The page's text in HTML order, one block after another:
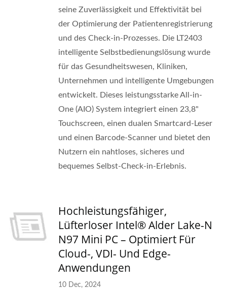
seine Zuverlässigkeit und Effektivität bei
der Optimierung der Patientenregistrierung
und des Check-in-Prozesses. Die LT2403
intelligente Selbstbedienungslösung wurde
für das Gesundheitswesen, Kliniken,
Unternehmen und intelligente Umgebungen
entwickelt. Dieses leistungsstarke All-in-
One (AIO) System integriert einen 23,8"
Touchscreen, einen dualen Smartcard-Leser
und einen Barcode-Scanner und bietet den
Nutzern ein nahtloses, sicheres und
bequemes Selbst-Check-in-Erlebnis.
Hochleistungsfähiger,
Lüfterloser Intel® Alder Lake-N
N97 Mini PC – Optimiert Für
Cloud-, VDI- Und Edge-
Anwendungen
10 Dec, 2024